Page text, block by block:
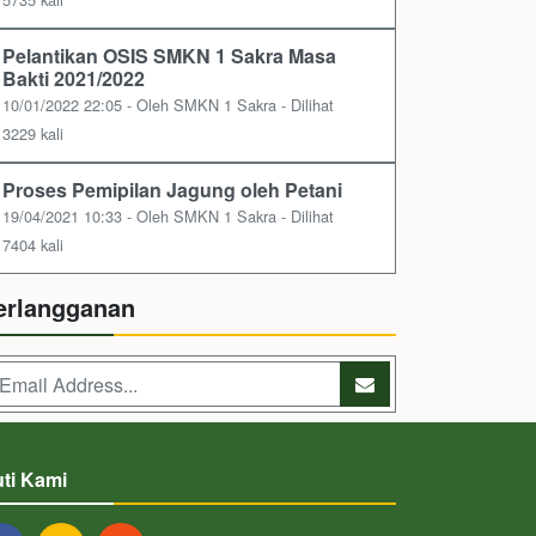
Pelantikan OSIS SMKN 1 Sakra Masa
Bakti 2021/2022
10/01/2022 22:05 - Oleh SMKN 1 Sakra - Dilihat
3229 kali
Proses Pemipilan Jagung oleh Petani
19/04/2021 10:33 - Oleh SMKN 1 Sakra - Dilihat
7404 kali
Kami